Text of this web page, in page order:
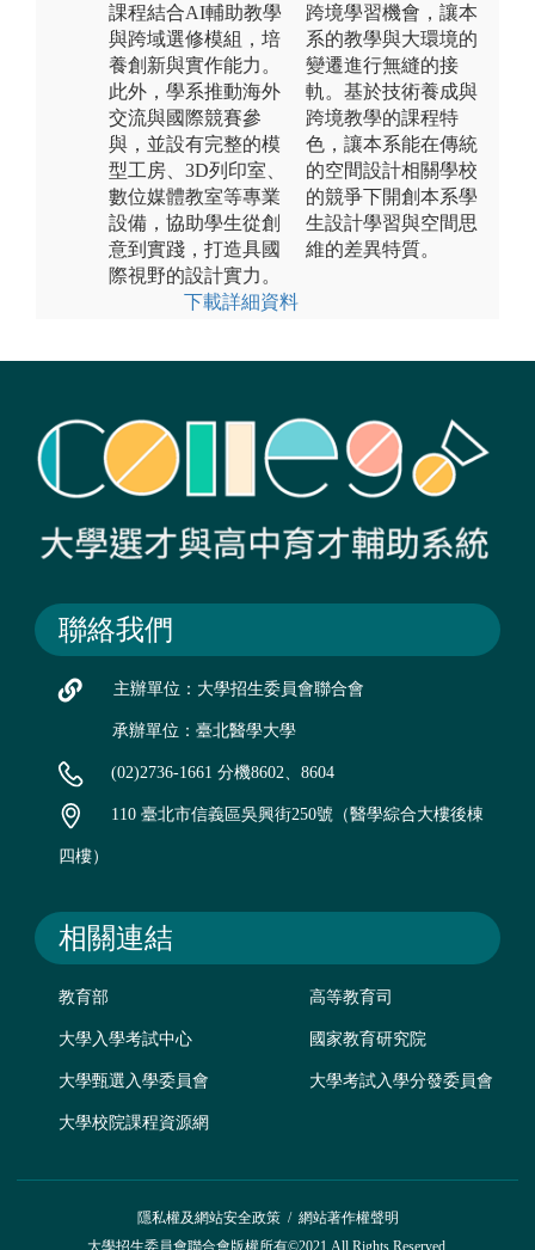
課程結合AI輔助教學
與跨域選修模組，培
養創新與實作能力。
此外，學系推動海外
交流與國際競賽參
與，並設有完整的模
型工房、3D列印室、
數位媒體教室等專業
設備，協助學生從創
意到實踐，打造具國
際視野的設計實力。
下載詳細資料
跨境學習機會，讓本
系的教學與大環境的
變遷進行無縫的接
軌。基於技術養成與
跨境教學的課程特
色，讓本系能在傳統
的空間設計相關學校
的競爭下開創本系學
生設計學習與空間思
維的差異特質。
聯絡我們
主辦單位：大學招生委員會聯合會
承辦單位：臺北醫學大學
(02)2736-1661 分機8602、8604
110 臺北市信義區吳興街250號（醫學綜合大樓後棟
四樓）
相關連結
教育部 高等教育司
大學入學考試中心 國家教育研究院
大學甄選入學委員會 大學考試入學分發委員會
大學校院課程資源網
隱私權及網站安全政策/ 網站著作權聲明